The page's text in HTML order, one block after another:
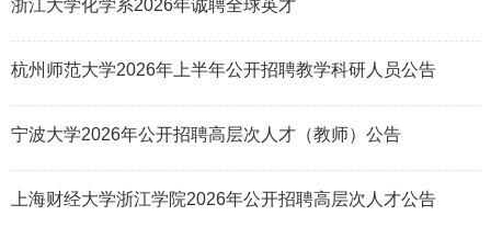
浙江大学化学系2026年诚聘全球英才
杭州师范大学2026年上半年公开招聘教学科研人员公告
宁波大学2026年公开招聘高层次人才（教师）公告
上海财经大学浙江学院2026年公开招聘高层次人才公告